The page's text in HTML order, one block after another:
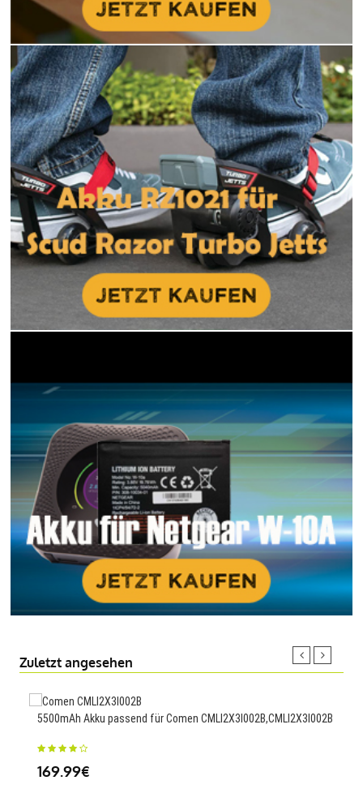
Zuletzt angesehen
5500mAh Akku passend für Comen CMLI2X3I002B,CMLI2X3I002B
169.99€